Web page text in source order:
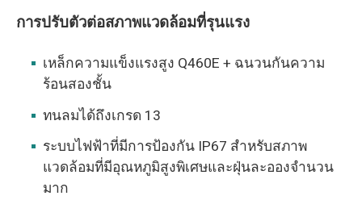
การปรับตัวต่อสภาพแวดล้อมที่รุนแรง
เหล็กความแข็งแรงสูง Q460E + ฉนวนกันความ
ร้อนสองชั้น
ทนลมได้ถึงเกรด 13
ระบบไฟฟ้าที่มีการป้องกัน IP67 สำหรับสภาพ
แวดล้อมที่มีอุณหภูมิสูงพิเศษและฝุ่นละอองจำนวน
มาก